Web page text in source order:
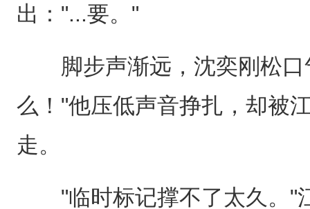
出："...要。"
脚步声渐远，沈奕刚松口
么！"他压低声音挣扎，却被
走。
"临时标记撑不了太久。"